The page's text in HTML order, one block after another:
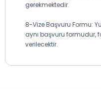
gerekmektedir.
8-Vize Başvuru Formu:
aynı başvuru formudur,
verilecektir.